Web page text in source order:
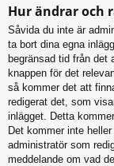
Hur ändrar och
Såvida du inte är
ta bort dina egna
begränsad tid från det
knappen för det
så kommer det att
redigerat det, som
inlägget. Detta
Det kommer inte
administratör som
meddelande om vad